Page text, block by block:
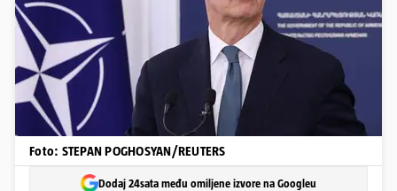
Foto: STEPAN POGHOSYAN/REUTERS
Dodaj 24sata među omiljene izvore na Googleu